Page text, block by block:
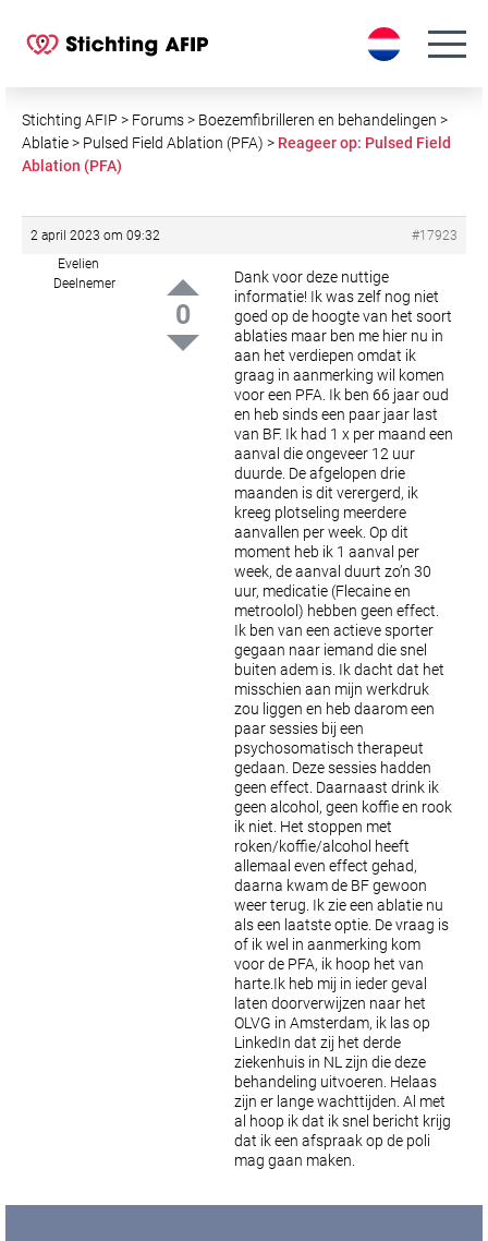
Stichting AFIP > Forums> Boezemfibrilleren en behandelingen >
Ablatie> Pulsed Field Ablation (PFA) > Reageer op: Pulsed Field
Ablation (PFA)
2 april 2023 om 09:32
#17923
Evelien
Deelnemer
0
Dank voor deze nuttige
informatie! Ik was zelf nog niet
goed op de hoogte van het soort
ablaties maar ben me hier nu in
aan het verdiepen omdat ik
graag in aanmerking wil komen
voor een PFA. Ik ben 66 jaar oud
en heb sinds een paar jaar last
van BF. Ik had 1 x per maand een
aanval die ongeveer 12 uur
duurde. De afgelopen drie
maanden is dit verergerd, ik
kreeg plotseling meerdere
aanvallen per week. Op dit
moment heb ik 1 aanval per
week, de aanval duurt zo’n 30
uur, medicatie (Flecaine en
metroolol) hebben geen effect.
Ik ben van een actieve sporter
gegaan naar iemand die snel
buiten adem is. Ik dacht dat het
misschien aan mijn werkdruk
zou liggen en heb daarom een
paar sessies bij een
psychosomatisch therapeut
gedaan. Deze sessies hadden
geen effect. Daarnaast drink ik
geen alcohol, geen koffie en rook
ik niet. Het stoppen met
roken/koffie/alcohol heeft
allemaal even effect gehad,
daarna kwam de BF gewoon
weer terug. Ik zie een ablatie nu
als een laatste optie. De vraag is
of ik wel in aanmerking kom
voor de PFA, ik hoop het van
harte.Ik heb mij in ieder geval
laten doorverwijzen naar het
OLVG in Amsterdam, ik las op
LinkedIn dat zij het derde
ziekenhuis in NL zijn die deze
behandeling uitvoeren. Helaas
zijn er lange wachttijden. Al met
al hoop ik dat ik snel bericht krijg
dat ik een afspraak op de poli
mag gaan maken.